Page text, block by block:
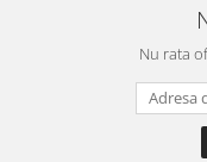
Nu rata